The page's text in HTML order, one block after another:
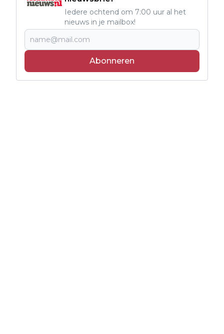
Iedere ochtend om 7:00 uur al het
nieuws in je mailbox!
Abonneren